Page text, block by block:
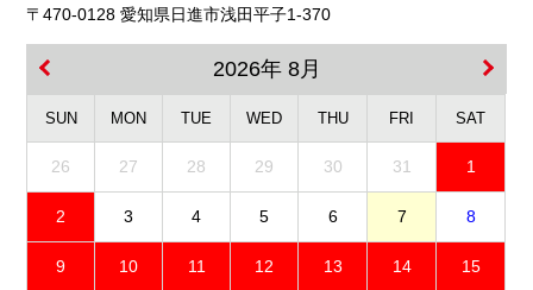
〒470-0128 愛知県日進市浅田平子1-370
2026年 8月
SUN MON TUE WED THU FRI SAT
26 27 28 29 30 31 1
2 3 4 5 6 7 8
9 10 11 12 13 14 15